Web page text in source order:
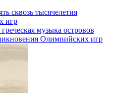
сквозь тысячелетия
игр
музыка островов
Олимпийских игр